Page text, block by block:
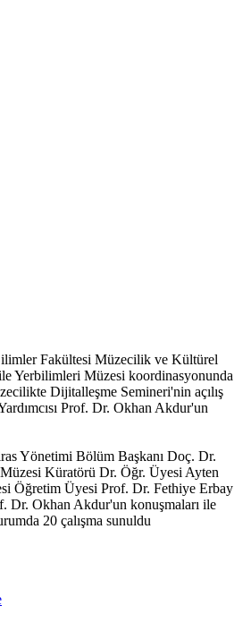
Fakültesi Müzecilik ve Kültürel
Yerbilimleri Müzesi koordinasyonunda
Dijitalleşme Semineri'nin açılış
Prof. Dr. Okhan Akdur'un
Yönetimi Bölüm Başkanı Doç. Dr.
Küratörü Dr. Öğr. Üyesi Ayten
Öğretim Üyesi Prof. Dr. Fethiye Erbay
Dr. Okhan Akdur'un konuşmaları ile
20 çalışma sunuldu